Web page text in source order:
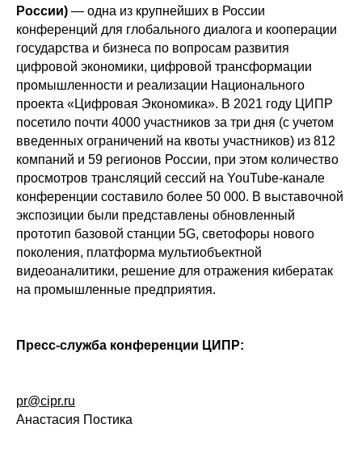
России) — одна из крупнейших в России
конференций для глобального диалога и кооперации
государства и бизнеса по вопросам развития
цифровой экономики, цифровой трансформации
промышленности и реализации Национального
проекта «Цифровая Экономика». В 2021 году ЦИПР
посетило почти 4000 участников за три дня (с учетом
введенных ограничений на квоты участников) из 812
компаний и 59 регионов России, при этом количество
просмотров трансляций сессий на YouTube-канале
конференции составило более 50 000. В выставочной
экспозиции были представлены обновленный
прототип базовой станции 5G, светофоры нового
поколения, платформа мультиобъектной
видеоаналитики, решение для отражения кибератак
на промышленные предприятия.
Пресс-служба конференции ЦИПР:
pr@cipr.ru
Анастасия Постика